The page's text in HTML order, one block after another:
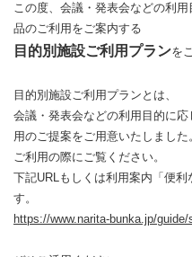
この度、会議・発表会などの利
品のご利用をご案内する
目的別施設ご利用プランを
目的別施設ご利用プランとは、
会議・発表会などの利用目的に
用のご提案をご用意いたしました
ご利用の際にご覧ください。
下記URLもしくは利用案内「便
す。
https://www.narita-bunka.jp/